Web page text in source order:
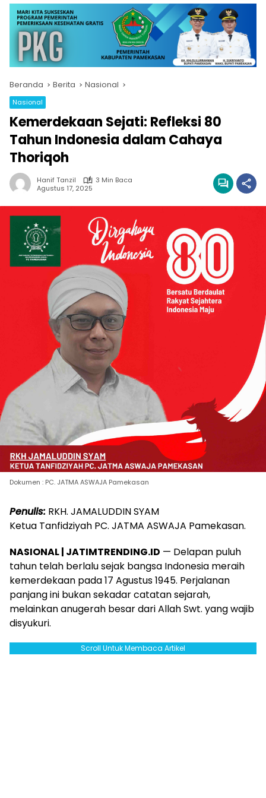
Beranda Berita Nasional
Nasional
Kemerdekaan Sejati: Refleksi 80
Tahun Indonesia dalam Cahaya
Thoriqoh
Hanif Tanzil
3 Min Baca
Agustus 17, 2025
Dokumen : PC. JATMA ASWAJA Pamekasan
Penulis: RKH. JAMALUDDIN SYAM
Ketua Tanfidziyah PC. JATMA ASWAJA Pamekasan.
NASIONAL | JATIMTRENDING.ID — Delapan puluh
tahun telah berlalu sejak bangsa Indonesia meraih
kemerdekaan pada 17 Agustus 1945. Perjalanan
panjang ini bukan sekadar catatan sejarah,
melainkan anugerah besar dari Allah Swt. yang wajib
disyukuri.
Scroll Untuk Membaca Artikel